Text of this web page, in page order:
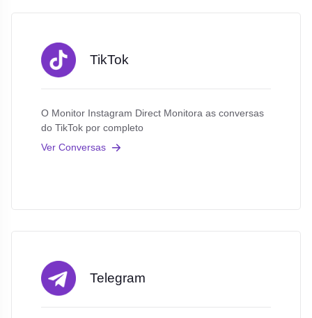
TikTok
O Monitor Instagram Direct Monitora as conversas
do TikTok por completo
Ver Conversas
Telegram